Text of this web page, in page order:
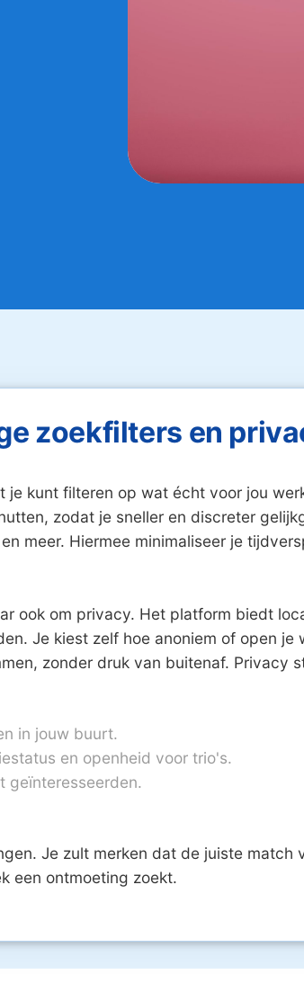
zoekfilters en
kunt filteren op wat écht voor jou
zodat je sneller en discreter
meer. Hiermee minimaliseer je
ook om privacy. Het platform biedt
Je kiest zelf hoe anoniem of open
zonder druk van buitenaf. Privacy
in jouw buurt.
en openheid voor trio's.
geïnteresseerden.
Je zult merken dat de juiste match
een ontmoeting zoekt.